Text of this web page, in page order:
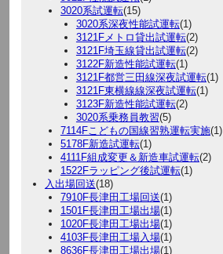
3020系試運転(15)
3020系深夜性能試運転(1)
3121Fメトロ貸出試運転(2)
3121F埼玉線貸出試運転(2)
3122F新造性能試運転(1)
3121F都営三田線深夜試運転(1)
3121F東横線線深夜試運転(1)
3123F新造性能試運転(2)
3020系乗務員教習(5)
7114Fこどもの国線習熟運転実施(1)
5178F新造試運転(1)
4111F組成変更＆新造車試運転(2)
1522Fラッピング後試運転(1)
入出場回送(18)
7910F長津田工場回送(1)
1501F長津田工場出場(1)
1020F長津田工場出場(1)
4103F長津田工場入場(1)
8636F長津田工場出場(1)